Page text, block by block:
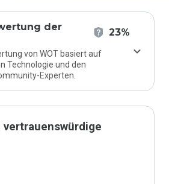
der
23%
von WOT basiert auf
Technologie und den
Experten.